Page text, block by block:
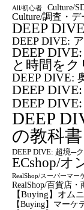
All/初心者 Culture/
Culture/調査・デ
DEEP
DEEP DIVE:
DEEP
と時間を
DEEP DIVE:
DEEP
DEEP
DEEP
の教科書
DEEP DIVE: 超境─
ECshop/オ
RealShop/スーパーマー
RealShop/百貨店・
【Buying】オム
【Buying】マーケ